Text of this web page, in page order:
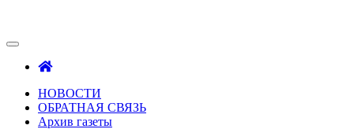
НОВОСТИ
ОБРАТНАЯ СВЯЗЬ
Архив газеты